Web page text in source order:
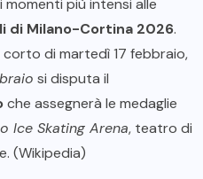
più intensi alle
di Milano-Cortina 2026.
di martedì 17 febbraio,
si disputa il
che assegnerà le medaglie
Ice Skating Arena, teatro di
(Wikipedia)